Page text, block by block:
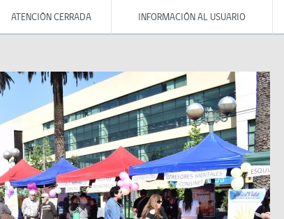
ATENCIÓN CERRADA INFORMACIÓN AL USUARIO